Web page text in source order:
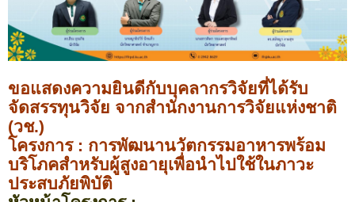
ขอแสดงความยินดีกับบุคลากรวิจัยที่ได้รับ
จัดสรรทุนวิจัย จากสำนักงานการวิจัยแห่งชาติ
(วช.)
โครงการ : การพัฒนานวัตกรรมอาหารพร้อม
บริโภคสำหรับผู้สูงอายุเพื่อนำไปใช้ในภาวะ
ประสบภัยพิบัติ